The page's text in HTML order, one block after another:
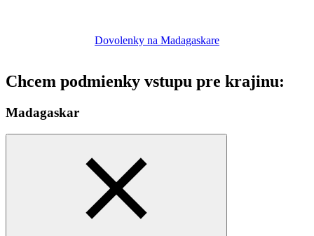
Dovolenky na Madagaskare
Chcem podmienky vstupu pre krajinu:
Madagaskar